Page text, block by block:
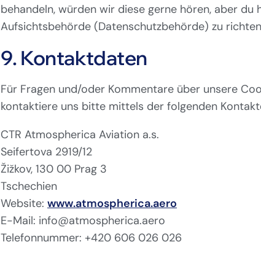
behandeln, würden wir diese gerne hören, aber du
Aufsichtsbehörde (Datenschutzbehörde) zu
9. Kontaktdaten
Für Fragen und/oder Kommentare über unsere
kontaktiere uns bitte mittels der folgenden
CTR Atmospherica Aviation a.s.
Seifertova 2919/12
Žižkov, 130 00 Prag 3
Tschechien
Website: www.atmospherica.aero
E-Mail: info@atmospherica.aero
Telefonnummer: +420 606 026 026